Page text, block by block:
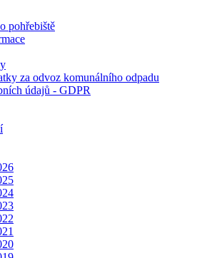
pohřebiště
za odvoz komunálního odpadu
údajů - GDPR